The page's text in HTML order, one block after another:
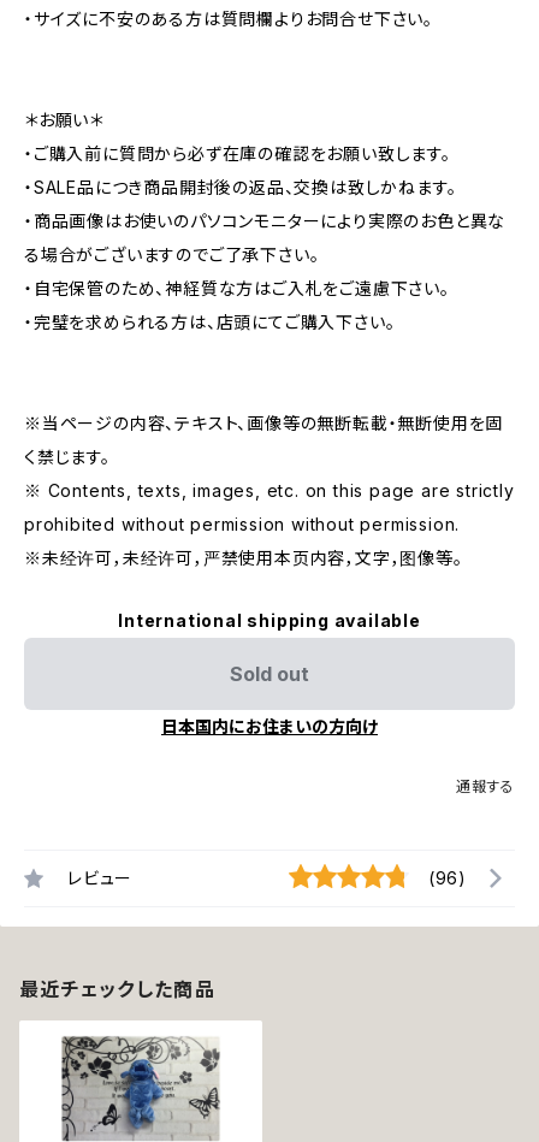
・サイズに不安のある方は質問欄よりお問合せ下さい。
＊お願い＊
・ご購入前に質問から必ず在庫の確認をお願い致します。
・SALE品につき商品開封後の返品、交換は致しかねます。
・商品画像はお使いのパソコンモニターにより実際のお色と異な
る場合がございますのでご了承下さい。
・自宅保管のため、神経質な方はご入札をご遠慮下さい。
・完璧を求められる方は、店頭にてご購入下さい。
※当ページの内容、テキスト、画像等の無断転載・無断使用を固
く禁じます。
※ Contents, texts, images, etc. on this page are strictly
prohibited without permission without permission.
※未经许可，未经许可，严禁使用本页内容，文字，图像等。
International shipping available
Sold out
日本国内にお住まいの方向け
通報する
レビュー (96)
最近チェックした商品